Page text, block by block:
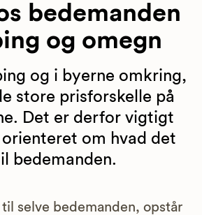
bedemanden
og omegn
og i byerne omkring,
store prisforskelle på
Det er derfor vigtigt
om hvad det
bedemanden.
selve bedemanden, opstår